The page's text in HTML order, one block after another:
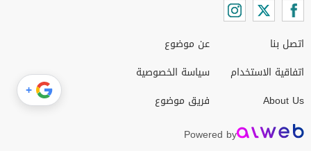
اتصل بنا
اتفاقية الاستخدام
About Us
عن موضوع
سياسة الخصوصية
فريق موضوع
Powered by
+